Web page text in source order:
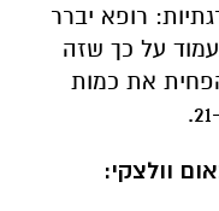
רופא יברר
על כך שזה
את כמות
וולצקי: